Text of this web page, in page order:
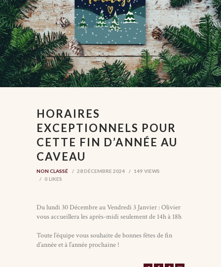
HORAIRES
EXCEPTIONNELS POUR
CETTE FIN D’ANNÉE AU
CAVEAU
NON CLASSÉ 28 DÉCEMBRE 2024 149 VIEWS
0 LIKES
Du lundi 30 Décembre au Vendredi 3 Janvier : Olivier
vous accueillera les après-midi seulement de 14h à 18h
Toute l’équipe vous souhaite de bonnes fêtes de fin
d’année et à l’année prochaine !